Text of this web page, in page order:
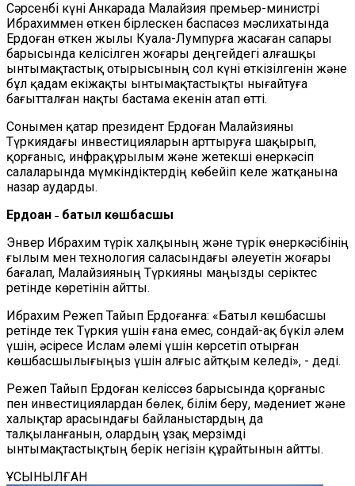
Сәрсенбі күні Анкарада Малайзия премьер-министрі
Ибрахиммен өткен бірлескен баспасөз мәслихатында
Ердоған өткен жылы Куала-Лумпурға жасаған сапары
барысында келісілген жоғары деңгейдегі алғашқы
ынтымақтастық отырысының сол күні өткізілгенін және
бұл қадам екіжақты ынтымақтастықты нығайтуға
бағытталған нақты бастама екенін атап өтті.
Сонымен қатар президент Ердоған Малайзияны
Түркиядағы инвестицияларын арттыруға шақырып,
қорғаныс, инфрақұрылым және жетекші өнеркәсіп
салаларында мүмкіндіктердің көбейіп келе жатқанына
назар аударды.
Ердоған ˗ батыл көшбасшы
Энвер Ибрахим түрік халқының және түрік өнеркәсібінің
ғылым мен технология саласындағы әлеуетін жоғары
бағалап, Малайзияның Түркияны маңызды серіктес
ретінде көретінін айтты.
Ибрахим Режеп Тайып Ердоғанға: «Батыл көшбасшы
ретінде тек Түркия үшін ғана емес, сондай-ақ бүкіл әлем
үшін, әсіресе Ислам әлемі үшін көрсетіп отырған
көшбасшылығыңыз үшін алғыс айтқым келеді», - деді.
Режеп Тайып Ердоған келіссөз барысында қорғаныс
пен инвестициялардан бөлек, білім беру, мәдениет және
халықтар арасындағы байланыстардың да
талқыланғанын, олардың ұзақ мерзімді
ынтымақтастықтың берік негізін құрайтынын айтты.
ҰСЫНЫЛҒАН